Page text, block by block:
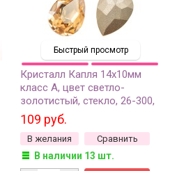
Быстрый просмотр
Кристалл Капля 14х10мм
класс А, цвет светло-
золотистый, стекло, 26-300,
2шт
109 руб.
В желания Сравнить
В наличии 13 шт.